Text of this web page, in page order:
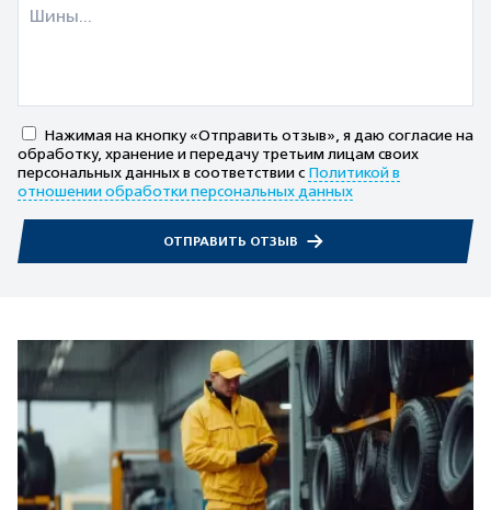
Нажимая на кнопку «Отправить отзыв», я даю согласие на
обработку, хранение и передачу третьим лицам своих
персональных данных в соответствии с Политикой в
отношении обработки персональных данных
ОТПРАВИТЬ ОТЗЫВ